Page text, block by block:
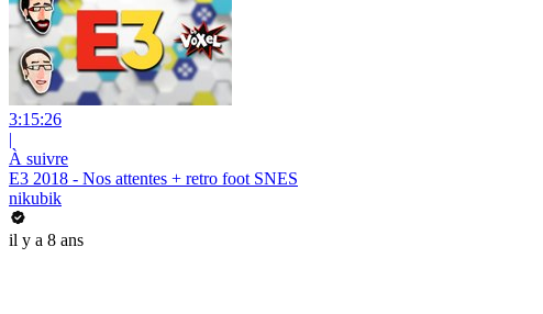
3:15:26
|
À suivre
E3 2018 - Nos attentes + retro foot SNES
nikubik
il y a 8 ans